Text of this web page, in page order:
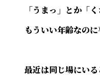
「うまっ」とか「
もういい年齢なのに
最近は同じ場にい